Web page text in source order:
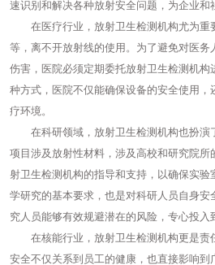
速识别和解决各种放射安全问题，为企业和
在医疗行业，放射卫生检测机构尤为
等，离不开放射线的使用。为了避免对医
伤害，医院必须定期委托放射卫生检测机
种方式，医院不仅能确保设备的安全使用，
疗环境。
在科研领域，放射卫生检测机构也扮
项目涉及放射性材料，涉及高校和研究院
射卫生检测机构的指导和支持，以确保实
学研究的基本要求，也是对科研人员自身
究人员能够有效规避潜在的风险，专心投入
在核能行业，放射卫生检测机构更是
安全不仅关系到员工的健康，也直接影响